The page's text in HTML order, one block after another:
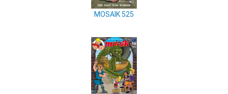
MOSAIK 525